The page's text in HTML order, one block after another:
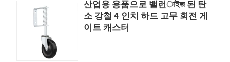
산업용 용품으로 밸런াইজ 된 탄
소 강철 4 인치 하드 고무 회전 게
이트 캐스터